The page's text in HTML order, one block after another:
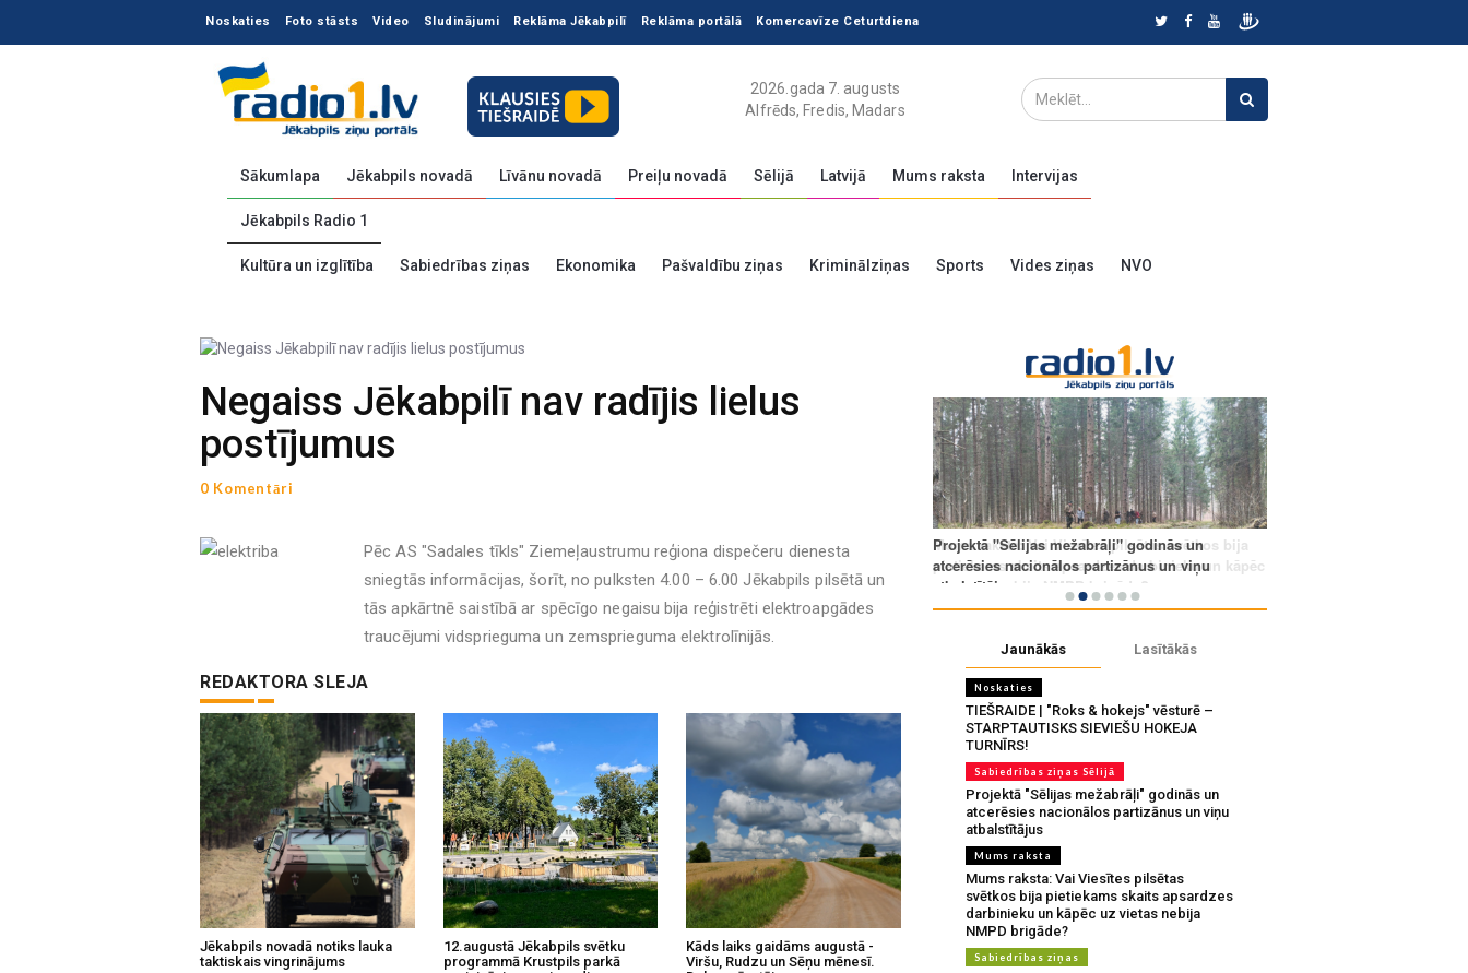
Noskaties Foto stāsts Video Sludinājumi Reklāma Jēkabpilī Reklāma portālā Komercavīze Ceturtdiena
2026.gada 7. augusts
Alfrēds, Fredis, Madars
Sākumlapa Jēkabpils novadā Līvānu novadā Preiļu novadā Sēlijā Latvijā Mums raksta Intervijas
Jēkabpils Radio 1
Kultūra un izglītība Sabiedrības ziņas Ekonomika Pašvaldību ziņas Kriminālziņas Sports Vides ziņas NVO
Negaiss Jēkabpilī nav radījis lielus
postījumus
0 Komentāri
Pēc AS "Sadales tīkls" Ziemeļaustrumu reģiona dispečeru dienesta
sniegtās informācijas, šorīt, no pulksten 4.00 – 6.00 Jēkabpils pilsētā un
tās apkārtnē saistībā ar spēcīgo negaisu bija reģistrēti elektroapgādes
traucējumi vidsprieguma un zemsprieguma elektrolīnijās.
REDAKTORA SLEJA
Jēkabpils novadā notiks lauka
taktiskais vingrinājums
12.augustā Jēkabpils svētku
programmā Krustpils parkā
Kāds laiks gaidāms augustā -
Viršu, Rudzu un Sēņu mēnesī.
Jaunākās Lasītākās
Noskaties
TIEŠRAIDE | "Roks & hokejs" vēsturē –
STARPTAUTISKS SIEVIEŠU HOKEJA
TURNĪRS!
Sabiedrības ziņas Sēlijā
Projektā "Sēlijas mežabrāļi" godinās un
atcerēsies nacionālos partizānus un viņu
atbalstītājus
Mums raksta
Mums raksta: Vai Viesītes pilsētas
svētkos bija pietiekams skaits apsardzes
darbinieku un kāpēc uz vietas nebija
NMPD brigāde?
Sabiedrības ziņas